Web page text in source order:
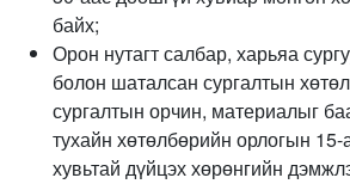
байх;
Орон нутагт салбар, харьяа
болон шаталсан сургалтын
сургалтын орчин, материалыг
тухайн хөтөлбөрийн орлогын
хувьтай дүйцэх хөрөнгийн